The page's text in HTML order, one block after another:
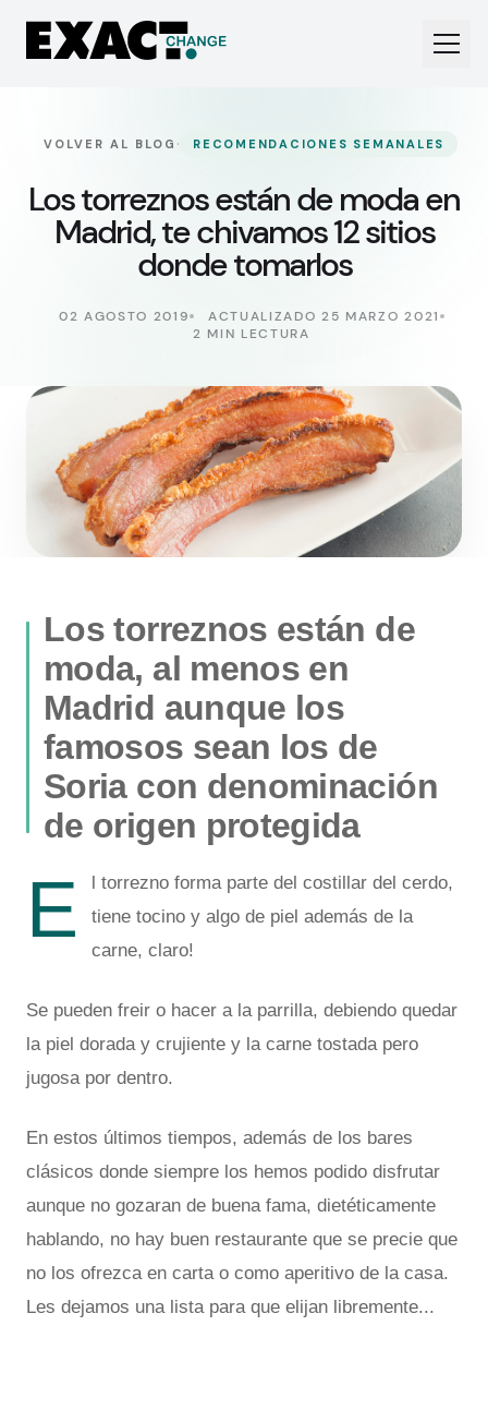
VOLVER AL BLOG · RECOMENDACIONES SEMANALES
Los torreznos están de moda en
Madrid, te chivamos 12 sitios
donde tomarlos
02 AGOSTO 2019
ACTUALIZADO 25 MARZO 2021
2 MIN LECTURA
Los torreznos están de
moda, al menos en
Madrid aunque los
famosos sean los de
Soria con denominación
de origen protegida
E
l torrezno forma parte del costillar del cerdo,
tiene tocino y algo de piel además de la
carne, claro!
Se pueden freir o hacer a la parrilla, debiendo quedar
la piel dorada y crujiente y la carne tostada pero
jugosa por dentro.
En estos últimos tiempos, además de los bares
clásicos donde siempre los hemos podido disfrutar
aunque no gozaran de buena fama, dietéticamente
hablando, no hay buen restaurante que se precie que
no los ofrezca en carta o como aperitivo de la casa.
Les dejamos una lista para que elijan libremente...